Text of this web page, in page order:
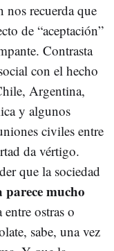
recuerda que
de “aceptación”
Contrasta
con el hecho
Argentina,
y algunos
civiles entre
da vértigo.
que la sociedad
parece mucho
ostras o
sabe, una vez